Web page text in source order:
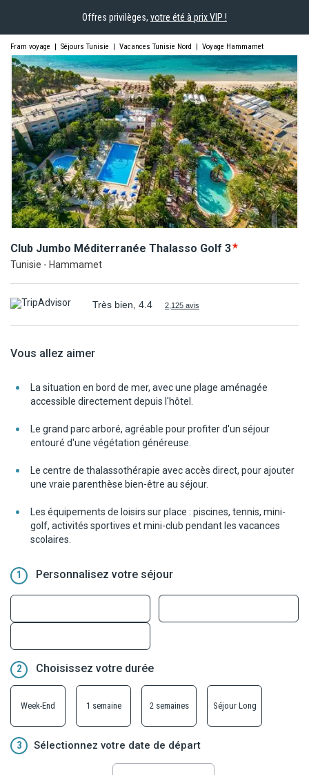
Offres privilèges, votre été à prix VIP !
Fram voyage | Séjours Tunisie | Vacances Tunisie Nord | Voyage Hammamet
Club Jumbo Méditerranée Thalasso Golf 3
Tunisie - Hammamet
Très bien, 4.4 2,125 avis
Vous allez aimer
La situation en bord de mer, avec une plage aménagée
accessible directement depuis l'hôtel.
Le grand parc arboré, agréable pour profiter d'un séjour
entouré d'une végétation généreuse.
Le centre de thalassothérapie avec accès direct, pour ajouter
une vraie parenthèse bien-être au séjour.
Les équipements de loisirs sur place : piscines, tennis, mini-
golf, activités sportives et mini-club pendant les vacances
scolaires.
1 Personnalisez votre séjour
2 Choisissez votre durée
Week-End 1 semaine 2 semaines Séjour Long
3 Sélectionnez votre date de départ